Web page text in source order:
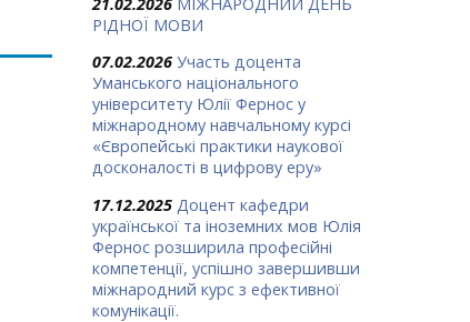
РІДНОЇ МОВИ
07.02.2026 Участь доцента
Уманського національного
університету Юлії Фернос у
міжнародному навчальному курсі
«Європейські практики наукової
досконалості в цифрову еру»
17.12.2025 Доцент кафедри
української та іноземних мов Юлія
Фернос розширила професійні
компетенції, успішно завершивши
міжнародний курс з ефективної
комунікації.